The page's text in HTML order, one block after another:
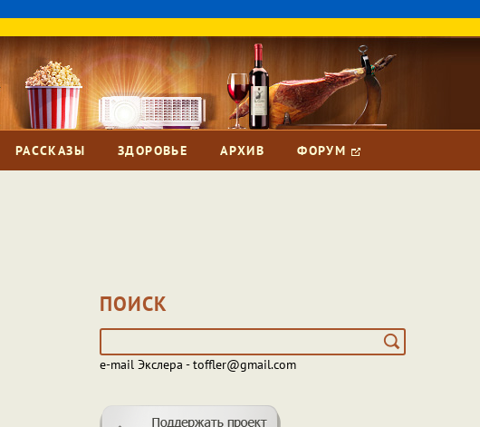
РАССКАЗЫ ЗДОРОВЬЕ АРХИВ ФОРУМ
ПОИСК
e-mail Экслера - toffler@gmail.com